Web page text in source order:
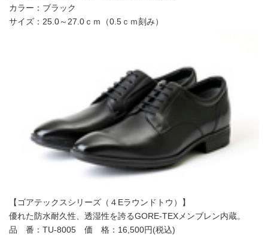
カラー：ブラック
サイズ：25.0～27.0ｃｍ（0.5ｃｍ刻み）
【ゴアテックスシリーズ（４Eラウンドトウ）】
優れた防水耐久性、透湿性を誇るGORE-TEXメンブレン内蔵。
品 番：TU-8005 価 格：16,500円(税込)